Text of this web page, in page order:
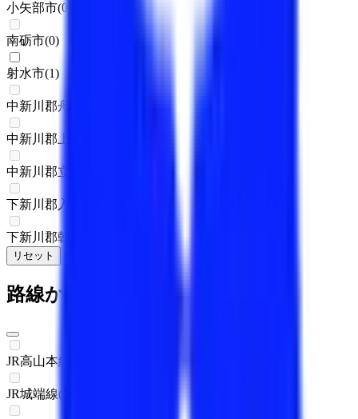
小矢部市(0
南砺市(0)
射水市(1)
中新川郡舟橋村
中新川郡上市町
中新川郡立山町
下新川郡入善町
下新川郡朝日町
リセット
路線からさがす
JR高山本線
JR城端線(